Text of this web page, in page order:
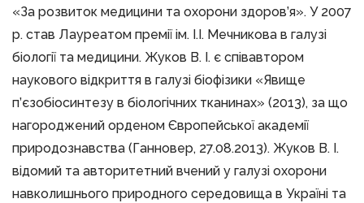
«За розвиток медицини та охорони здоров’я». У 2007
р. став Лауреатом премії ім. І.І. Мечникова в галузі
біології та медицини. Жуков В. І. є співавтором
наукового відкриття в галузі біофізики «Явище
п’єзобіосинтезу в біологічних тканинах» (2013), за що
нагороджений орденом Європейської академії
природознавства (Ганновер, 27.08.2013). Жуков В. І.
відомий та авторитетний вчений у галузі охорони
навколишнього природного середовища в Україні та